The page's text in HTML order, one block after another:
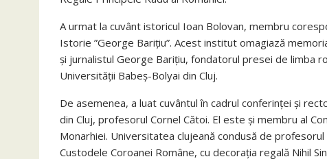
A urmat la cuvânt istoricul Ioan Bolovan, membru
Istorie ”George Barițiu”. Acest institut omagiază
și jurnalistul George Barițiu, fondatorul presei de limba
Universității Babeș-Bolyai din Cluj.
De asemenea, a luat cuvântul în cadrul conferinței și
din Cluj, profesorul Cornel Cătoi. El este și membru al
Monarhiei. Universitatea clujeană condusă de
Custodele Coroanei Române, cu decorația regală Nihil